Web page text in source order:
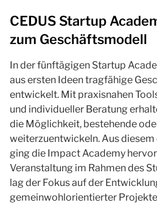
CEDUS Startup
zum Geschäftsmodell
In der fünftägigen Startup
aus ersten Ideen tragfähige
entwickelt. Mit praxisnahen
und individueller Beratung
die Möglichkeit, bestehende
weiterzuentwickeln. Aus
ging die Impact Academy
Veranstaltung im Rahmen des
lag der Fokus auf der
gemeinwohlorientierter